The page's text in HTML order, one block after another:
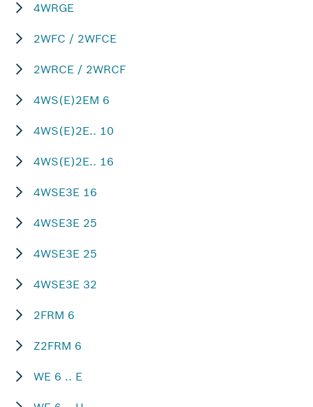
4WRGE
2WFC / 2WFCE
2WRCE / 2WRCF
4WS(E)2EM 6
4WS(E)2E.. 10
4WS(E)2E.. 16
4WSE3E 16
4WSE3E 25
4WSE3E 25
4WSE3E 32
2FRM 6
Z2FRM 6
WE 6 .. E